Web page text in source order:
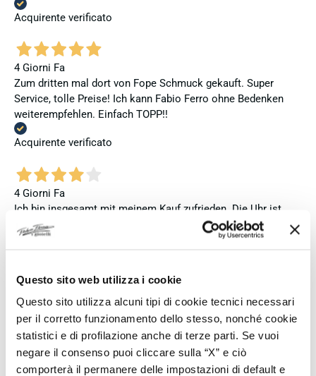
Questo sito web utilizza i cookie
Questo sito utilizza alcuni tipi di cookie tecnici necessari
per il corretto funzionamento dello stesso, nonché cookie
statistici e di profilazione anche di terze parti. Se vuoi
negare il consenso puoi cliccare sulla “X” e ciò
comporterà il permanere delle impostazioni di default e
Acquirente verificato
4 Giorni Fa
Zum dritten mal dort von Fope Schmuck gekauft. Super
Service, tolle Preise! Ich kann Fabio Ferro ohne Bedenken
weiterempfehlen. Einfach TOPP!!
Acquirente verificato
4 Giorni Fa
Ich bin insgesamt mit meinem Kauf zufrieden. Die Uhr ist
neu, original und funktioniert einwandfrei. Besonders positiv
hervorheben möchte ich den attraktiven Preis sowie den
Dennoch vergebe ich 4 statt 5 Sterne, da die Lieferung nicht
meinen Erwartungen an einen autorisierten Seiko-Händler
entsprach. Die Uhr kam ohne die üblichen Schutzfolien am
Armband, die Originalverpackung entsprach nicht der
Verpackung, die ich von diesem Modell aus offiziellen
Präsentationen und Videos kenne (andere Box und anderes